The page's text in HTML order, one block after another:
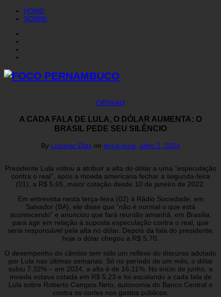
HOME
SOBRE
OPINIAO
A CADA FALA DE LULA, O DÓLAR AUMENTA: O
BRASIL PEDE SEU SILÊNCIO
By Luzimar Dias on terça-feira, julho 2, 2024
Presidente Lula voltou a atribuir a alta do dólar a uma “especulação
contra o real”, após a moeda americana fechar a segunda-feira
(01), a R$ 5,65, maior cotação desde 10 de janeiro de 2022.
Em entrevista nesta terça-feira (02) à Rádio Sociedade, em
Salvador (BA), ele disse que “não é normal o que está
acontecendo” e anunciou que fará reunião amanhã, em Brasília,
para agir em relação à suposta especulação contra o real, que
seria responsável pela alta no dólar. Depois da fala do presidente,
hoje o dólar chegou a R$ 5,70.
O desempenho do câmbio tem sido um reflexo do discurso adotado
por Lula nas últimas semanas. Só no período de um mês, o dólar
subiu 7,32% – em 2024, a alta é de 16,11%. No início de junho, a
moeda estava cotada em R$ 5,23 e foi escalando a cada fala de
Lula sobre Roberto Campos Neto, autonomia do Banco Central e
contra os cortes nos gastos públicos.